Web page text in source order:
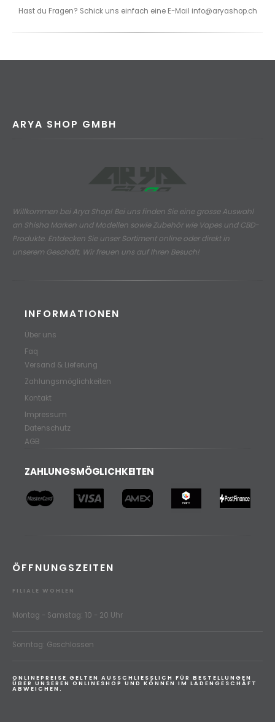
Hast du Fragen? Schick uns einfach eine E-Mail info@aryashop.ch
ARYA SHOP GMBH
Willkommen bei Arya Shop! Bei uns finden Sie eine grosse Auswahl
an Shisha Marken und Modellen sowie Zubehör wie Vapes und CBD-
Produkte. Entdecken Sie unser Sortiment online oder direkt in
unserem Geschäft. Wir freuen uns auf Ihren Besuch!
INFORMATIONEN
Über uns
Faq
Versand & Lieferung
Zahlungsmöglichkeiten
Kontakt
Impressum
Datenschutz
AGB
ZAHLUNGSMÖGLICHKEITEN
ÖFFNUNGSZEITEN
FILIALE WOHLEN
Montag - Samstag: 10 - 20 Uhr
Sonntag: Geschlossen
ONLINEPREISE GELTEN AUSSCHLIESSLICH FÜR BESTELLUNGEN
ÜBER UNSEREN ONLINESHOP UND KÖNNEN IM LADENGESCHÄFT
ABWEICHEN.